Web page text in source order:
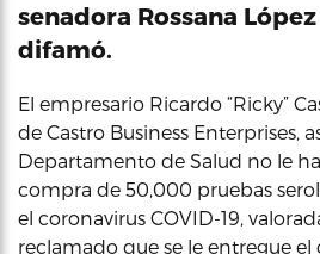
senadora Rossana
difamó.
El empresario Ricardo “Ricky”
de Castro Business Enterprises,
Departamento de Salud no le
compra de 50,000 pruebas
el coronavirus COVID-19,
reclamado que se le entregue el